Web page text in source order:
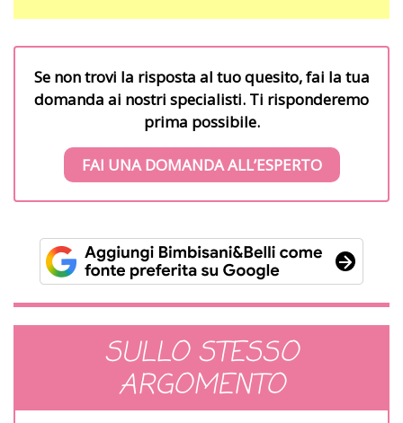
Se non trovi la risposta al tuo quesito, fai la tua
domanda ai nostri specialisti. Ti risponderemo
prima possibile.
FAI UNA DOMANDA ALL’ESPERTO
SULLO STESSO
ARGOMENTO